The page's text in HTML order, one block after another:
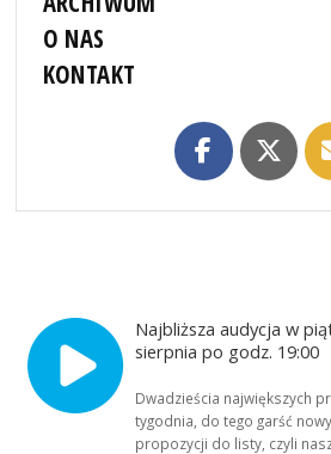
O NAS
KONTAKT
Najbliższa audycja w
sierpnia po godz. 19:00
Dwadzieścia największych
tygodnia, do tego garść
propozycji do listy, czyli